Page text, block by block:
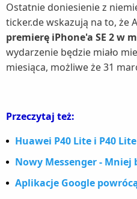
Ostatnie doniesienie z
ticker.de wskazują na to, że
premierę iPhone'a SE 2 w
wydarzenie będzie miało
miesiąca, możliwe że 31
Przeczytaj też:
Huawei P40 Lite i P40
Nowy Messenger - Mniej
Aplikacje Google